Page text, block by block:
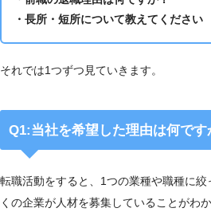
・長所・短所について教えてください
それでは1つずつ見ていきます。
Q1:当社を希望した理由は何です
転職活動をすると、1つの業種や職種に
くの企業が人材を募集していることがわか